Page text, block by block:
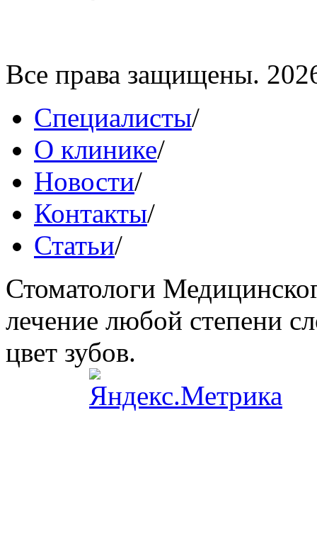
Все права защищены.
Специалисты/
О клинике/
Новости/
Контакты/
Статьи/
Стоматологи
лечение любой степени
цвет зубов.